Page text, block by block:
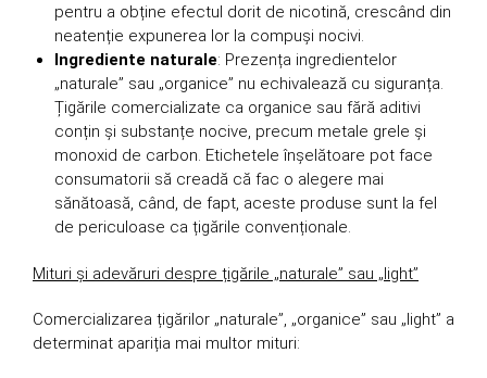
pentru a obține efectul dorit de nicotină, crescând din
neatenție expunerea lor la compuși nocivi.
Ingrediente naturale: Prezența ingredientelor
„naturale” sau „organice” nu echivalează cu siguranța.
Țigările comercializate ca organice sau fără aditivi
conțin și substanțe nocive, precum metale grele și
monoxid de carbon. Etichetele înșelătoare pot face
consumatorii să creadă că fac o alegere mai
sănătoasă, când, de fapt, aceste produse sunt la fel
de periculoase ca țigările convenționale.
Mituri și adevăruri despre țigările „naturale” sau „light”
Comercializarea țigărilor „naturale”, „organice” sau „light” a
determinat apariția mai multor mituri: